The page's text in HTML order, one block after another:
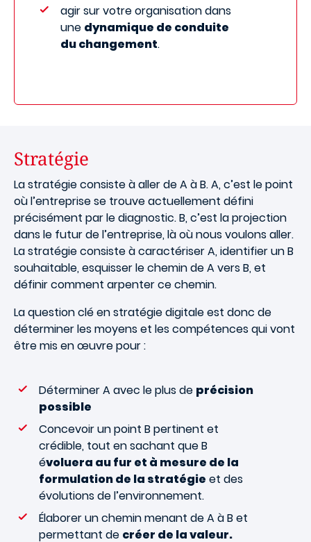
agir sur votre organisation dans
une dynamique de conduite
du changement.
Stratégie
La stratégie consiste à aller de A à B. A, c’est le point
où l’entreprise se trouve actuellement défini
précisément par le diagnostic. B, c’est la projection
dans le futur de l’entreprise, là où nous voulons aller.
La stratégie consiste à caractériser A, identifier un B
souhaitable, esquisser le chemin de A vers B, et
définir comment arpenter ce chemin.
La question clé en stratégie digitale est donc de
déterminer les moyens et les compétences qui vont
être mis en œuvre pour :
Déterminer A avec le plus de précision
possible
Concevoir un point B pertinent et
crédible, tout en sachant que B
évoluera au fur et à mesure de la
formulation de la stratégie et des
évolutions de l’environnement.
Élaborer un chemin menant de A à B et
permettant de créer de la valeur.